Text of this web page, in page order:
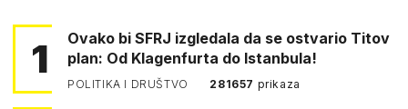
1
Ovako bi SFRJ izgledala da se ostvario Titov
plan: Od Klagenfurta do Istanbula!
POLITIKA I DRUŠTVO 281657 prikaza